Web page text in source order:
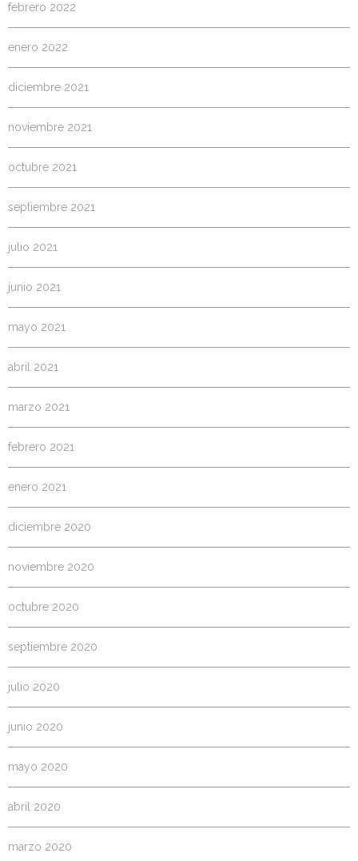
febrero 2022
enero 2022
diciembre 2021
noviembre 2021
octubre 2021
septiembre 2021
julio 2021
junio 2021
mayo 2021
abril 2021
marzo 2021
febrero 2021
enero 2021
diciembre 2020
noviembre 2020
octubre 2020
septiembre 2020
julio 2020
junio 2020
mayo 2020
abril 2020
marzo 2020